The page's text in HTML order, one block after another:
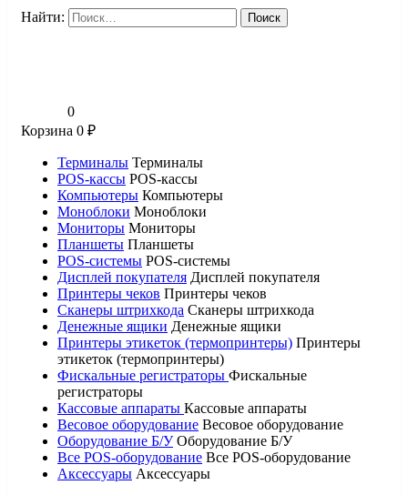
Найти:
0
Корзина 0 ₽
Терминалы Терминалы
POS-кассы POS-кассы
Компьютеры Компьютеры
Моноблоки Моноблоки
Мониторы Мониторы
Планшеты Планшеты
POS-системы POS-системы
Дисплей покупателя Дисплей покупателя
Принтеры чеков Принтеры чеков
Сканеры штрихкода Сканеры штрихкода
Денежные ящики Денежные ящики
Принтеры этикеток (термопринтеры) Принтеры
этикеток (термопринтеры)
Фискальные регистраторы Фискальные
регистраторы
Кассовые аппараты Кассовые аппараты
Весовое оборудование Весовое оборудование
Оборудование Б/У Оборудование Б/У
Все POS-оборудование Все POS-оборудование
Аксессуары Аксессуары